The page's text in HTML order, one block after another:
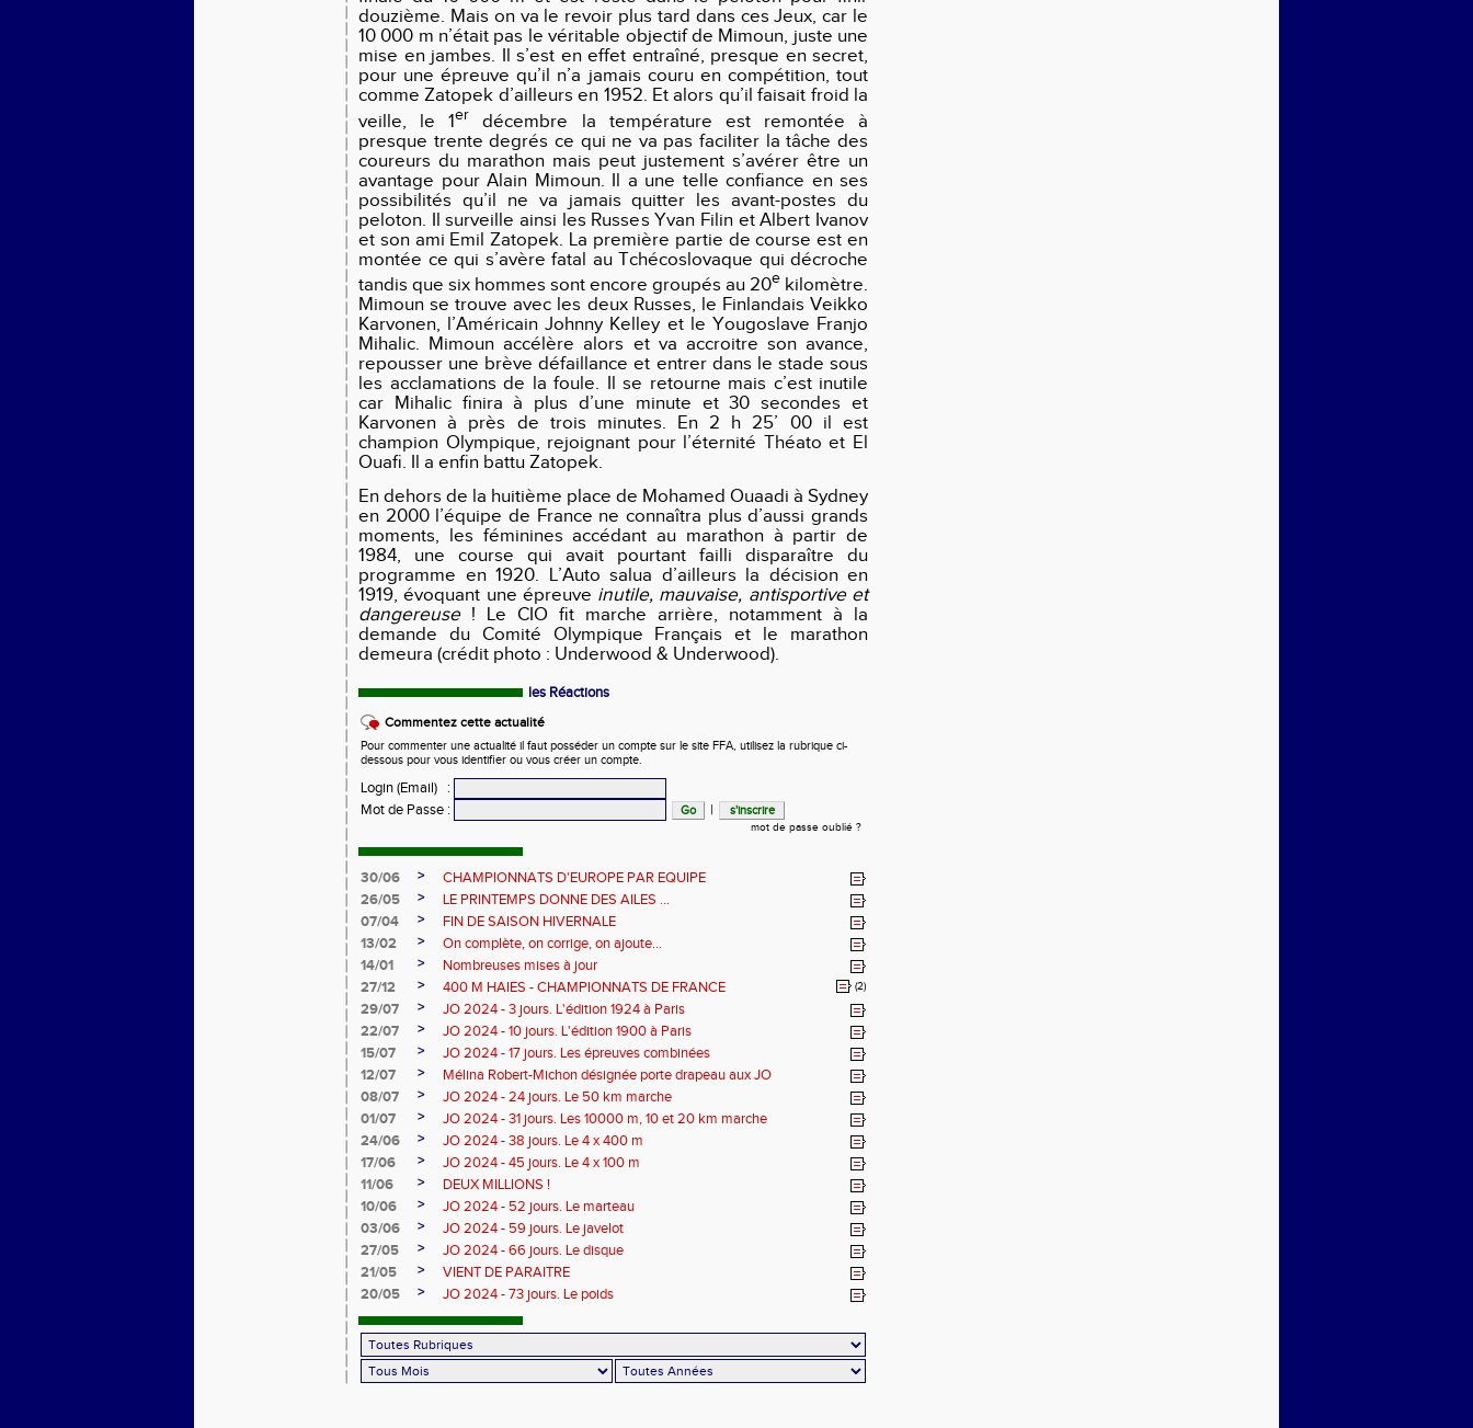
douzième. Mais on va le revoir plus tard dans ces Jeux, car le
10 000 m n’était pas le véritable objectif de Mimoun, juste une
mise en jambes. Il s’est en effet entraîné, presque en secret,
pour une épreuve qu’il n’a jamais couru en compétition, tout
comme Zatopek d’ailleurs en 1952. Et alors qu’il faisait froid la
veille, le 1er
décembre la température est remontée à
presque trente degrés ce qui ne va pas faciliter la tâche des
coureurs du marathon mais peut justement s’avérer être un
avantage pour Alain Mimoun. Il a une telle confiance en ses
possibilités qu’il ne va jamais quitter les avant-postes du
peloton. Il surveille ainsi les Russes Yvan Filin et Albert Ivanov
et son ami Emil Zatopek. La première partie de course est en
montée ce qui s’avère fatal au Tchécoslovaque qui décroche
tandis que six hommes sont encore groupés au 20e kilomètre.
Mimoun se trouve avec les deux Russes, le Finlandais Veikko
Karvonen, l’Américain Johnny Kelley et le Yougoslave Franjo
Mihalic. Mimoun accélère alors et va accroitre son avance,
repousser une brève défaillance et entrer dans le stade sous
les acclamations de la foule. Il se retourne mais c’est inutile
car Mihalic finira à plus d’une minute et 30 secondes et
Karvonen à près de trois minutes. En 2 h 25’ 00 il est
champion Olympique, rejoignant pour l’éternité Théato et El
Ouafi. Il a enfin battu Zatopek.
En dehors de la huitième place de Mohamed Ouaadi à Sydney
en 2000 l’équipe de France ne connaîtra plus d’aussi grands
moments, les féminines accédant au marathon à partir de
1984, une course qui avait pourtant failli disparaître du
programme en 1920. L’Auto salua d’ailleurs la décision en
1919, évoquant une épreuve inutile, mauvaise, antisportive et
dangereuse! Le CIO fit marche arrière, notamment à la
demande du Comité Olympique Français et le marathon
demeura (crédit photo : Underwood & Underwood).
les Réactions
Commentez cette actualité
Pour commenter une actualité il faut posséder un compte sur le site FFA, utilisez la rubrique ci-
dessous pour vous identifier ou vous créer un compte.
Login (Email)
:
Mot de Passe : |
mot de passe oublié ?
30/06 >
CHAMPIONNATS D'EUROPE PAR EQUIPE
26/05
>
LE PRINTEMPS DONNE DES AILES ...
07/04
>
FIN DE SAISON HIVERNALE
13/02
>
On complète, on corrige, on ajoute...
14/01
>
Nombreuses mises à jour
27/12
> 400 M HAIES - CHAMPIONNATS DE FRANCE (2)
29/07 >
JO 2024 - 3 jours. L'édition 1924 à Paris
22/07
>
JO 2024 - 10 jours. L'édition 1900 à Paris
15/07
>
JO 2024 - 17 jours. Les épreuves combinées
12/07
>
Mélina Robert-Michon désignée porte drapeau aux JO
08/07
>
JO 2024 - 24 jours. Le 50 km marche
01/07
>
JO 2024 - 31 jours. Les 10000 m, 10 et 20 km marche
24/06
>
JO 2024 - 38 jours. Le 4 x 400 m
17/06
>
JO 2024 - 45 jours. Le 4 x 100 m
11/06
>
DEUX MILLIONS !
10/06
>
JO 2024 - 52 jours. Le marteau
03/06
>
JO 2024 - 59 jours. Le javelot
27/05
>
JO 2024 - 66 jours. Le disque
21/05
>
VIENT DE PARAITRE
20/05
> JO 2024 - 73 jours. Le poids